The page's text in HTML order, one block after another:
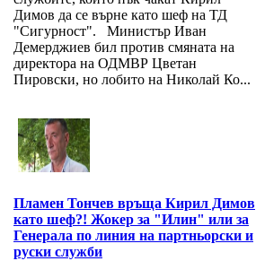
Димов да се върне като шеф на ТД
"Сигурност". Министър Иван
Демерджиев бил против смяната на
директора на ОДМВР Цветан
Пировски, но лобито на Николай Ко...
Пламен Тончев връща Кирил Димов
като шеф?! Жокер за "Илин" или за
Генерала по линия на партньорски и
руски служби